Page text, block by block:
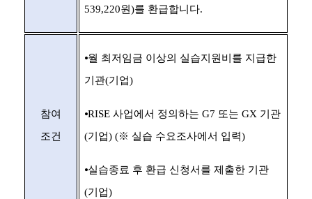
539,220원)를 환급합니다.
참여
조건
⦁월 최저임금 이상의 실습지원비를 지급한
기관(기업)
⦁RISE 사업에서 정의하는 G7 또는 GX 기관
(기업) (※ 실습 수요조사에서 입력)
⦁실습종료 후 환급 신청서를 제출한 기관
(기업)